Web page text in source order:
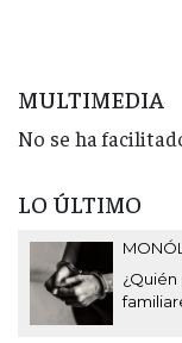
MULTIMEDIA
No se ha
LO ÚLTIMO